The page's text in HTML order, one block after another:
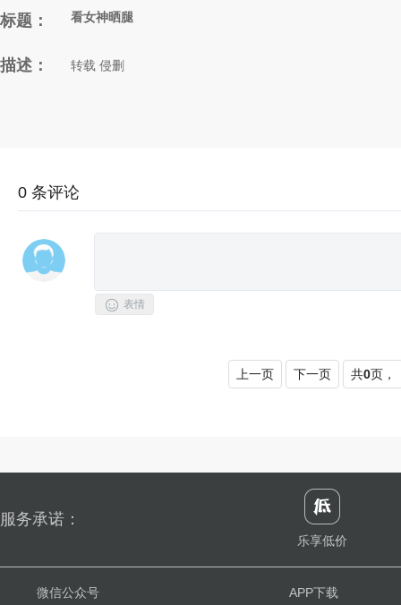
标题： 看女神晒腿
描述： 转载 侵删
0 条评论
 表情
上一页 下一页 共0页，
服务承诺：
乐享低价
微信公众号 APP下载